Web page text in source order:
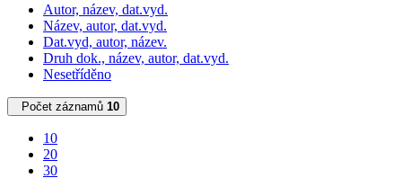
Autor, název, dat.vyd.
Název, autor, dat.vyd.
Dat.vyd, autor, název.
Druh dok., název, autor, dat.vyd.
Nesetříděno
Počet záznamů 10
10
20
30